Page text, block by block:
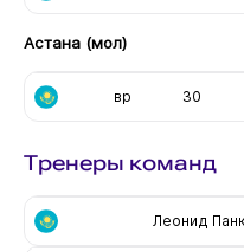
Астана (мол)
вр 30
Тренеры команд
Леонид